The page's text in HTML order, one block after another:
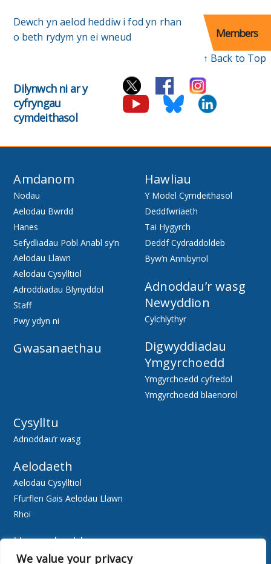
We value your privacy
Dewch yn aelod heddiw i fod yn rhan
o beth rydym yn ei wneud
Members
↑ Back to Top
Dilynwch ni ar y
cyfryngau
cymdeithasol
Amdanom
Nodau
Aelodau Bwrdd
Hanes
Sefydliadau Pobl Anabl sy’n
Aelodau Llawn
Aelodau Cysylltiol
Adroddiadau Blynyddol
Staff
Pwy ydyn ni
Gwasanaethau
Hawliau
Y Model Cymdeithasol
Deddfwriaeth
Tai Hygyrch
Deddf Cydraddoldeb
Byw’n Annibynol
Adnoddau’r wasg
Newyddion
Cylchlythyr
Digwyddiadau
Ymgyrchoedd
Ymgyrchoedd cyfredol
Ymgyrchoedd blaenorol
Cysylltu
Adnoddau’r wasg
Aelodaeth
Aelodau Cysylltiol
Ffurflen Gais Aelodau Llawn
Rhoi
Hygyrchedd
Ewch Ar-lein